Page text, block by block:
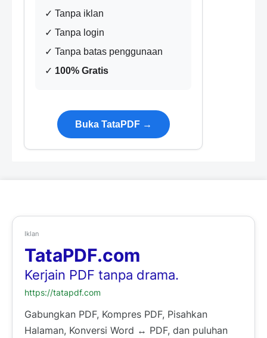
✓ Tanpa iklan
✓ Tanpa login
✓ Tanpa batas penggunaan
✓ 100% Gratis
Buka TataPDF →
Iklan
TataPDF.com
Kerjain PDF tanpa drama.
https://tatapdf.com
Gabungkan PDF, Kompres PDF, Pisahkan
Halaman, Konversi Word ↔ PDF, dan puluhan